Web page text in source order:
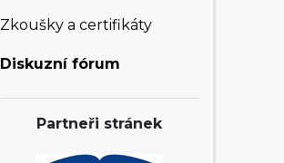
Zkoušky a certifikáty
Diskuzní fórum
Partneři stránek